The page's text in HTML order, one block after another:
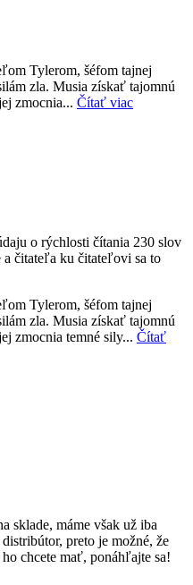
Tylerom, šéfom tajnej
zla. Musia získať tajomnú
zmocnia... Čítať viac
o rýchlosti čítania 230 slov
čitateľa ku čitateľovi sa to
Tylerom, šéfom tajnej
zla. Musia získať tajomnú
zmocnia temné sily... Čítať
sklade, máme však už iba
preto je možné, že
chcete mať, ponáhľajte sa!